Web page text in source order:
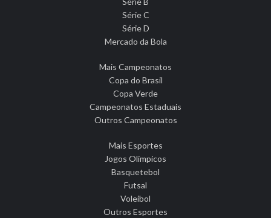
Série C
Série D
Mercado da Bola
Mais Campeonatos
Copa do Brasil
Copa Verde
Campeonatos Estaduais
Outros Campeonatos
Mais Esportes
Jogos Olímpicos
Basquetebol
Futsal
Voleibol
Outros Esportes